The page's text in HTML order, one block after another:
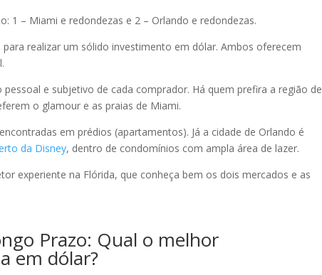
1 – Miami e redondezas e 2 – Orlando e redondezas.
realizar um sólido investimento em dólar. Ambos oferecem
e subjetivo de cada comprador. Há quem prefira a região de
o glamour e as praias de Miami.
em prédios (apartamentos). Já a cidade de Orlando é
da Disney, dentro de condomínios com ampla área de lazer.
experiente na Flórida, que conheça bem os dois mercados e as
Prazo: Qual o melhor
em dólar?